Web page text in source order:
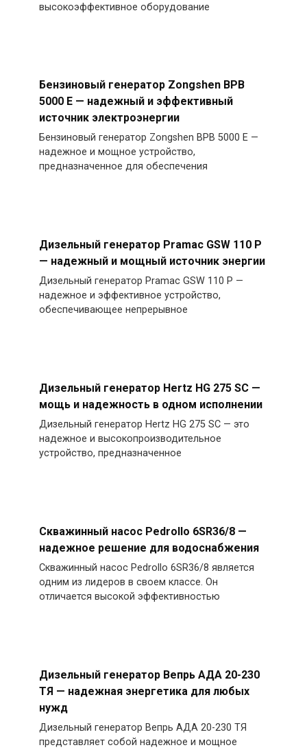
высокоэффективное оборудование
Бензиновый генератор Zongshen BPB
5000 E — надежный и эффективный
источник электроэнергии
Бензиновый генератор Zongshen BPB 5000 E —
надежное и мощное устройство,
предназначенное для обеспечения
Дизельный генератор Pramac GSW 110 P
— надежный и мощный источник энергии
Дизельный генератор Pramac GSW 110 P —
надежное и эффективное устройство,
обеспечивающее непрерывное
Дизельный генератор Hertz HG 275 SC —
мощь и надежность в одном исполнении
Дизельный генератор Hertz HG 275 SC — это
надежное и высокопроизводительное
устройство, предназначенное
Скважинный насос Pedrollo 6SR36/8 —
надежное решение для водоснабжения
Скважинный насос Pedrollo 6SR36/8 является
одним из лидеров в своем классе. Он
отличается высокой эффективностью
Дизельный генератор Вепрь АДА 20-230
ТЯ — надежная энергетика для любых
нужд
Дизельный генератор Вепрь АДА 20-230 ТЯ
представляет собой надежное и мощное